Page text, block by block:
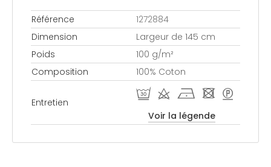
Référence
1272884
Dimension
Largeur de 145 cm
Poids
100 g/m²
Composition
100% Coton
Entretien
R d h - >
Voir la légende